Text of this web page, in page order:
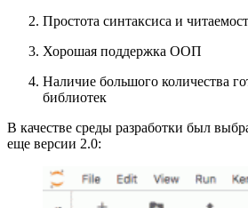
Простота синтаксиса и
Хорошая поддержка ООП
Наличие большого количества
библиотек
В качестве среды разработки был
еще версии 2.0: